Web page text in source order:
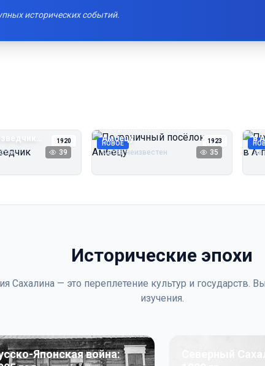
исторических событий.
1920
39
НОВОЕ 1923
Пограничный посёлок
Амбецу
Автор неизвестен 35
в
Исторические эпохи
Сахалина — это переплетение культур и государств.
изучения.
Японская война:
Северный